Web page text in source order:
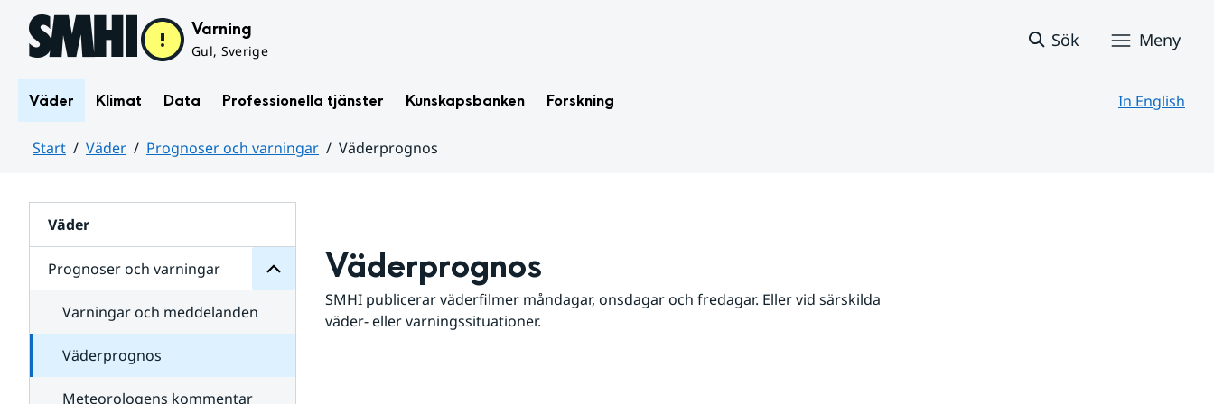
Hoppa till sidans innehåll Varning
Gul, Sverige
Sök Meny
Väder Klimat Data Professionella tjänster Kunskapsbanken Forskning In English
Start Väder Prognoser och varningar
Väderprognos
Väder
Prognoser och varningar
för
varningar
Varningar och meddelanden
Väderprognos
Meteorologens kommentar
Väderprognos
SMHI publicerar väderfilmer måndagar, onsdagar och fredagar. Eller vid särskilda
väder- eller varningssituationer.